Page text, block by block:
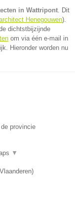
in Wattripont. Dit
Henegouwen).
dichtstbijzijnde
om via één e-mail in
Hieronder worden nu
provincie
▼
)